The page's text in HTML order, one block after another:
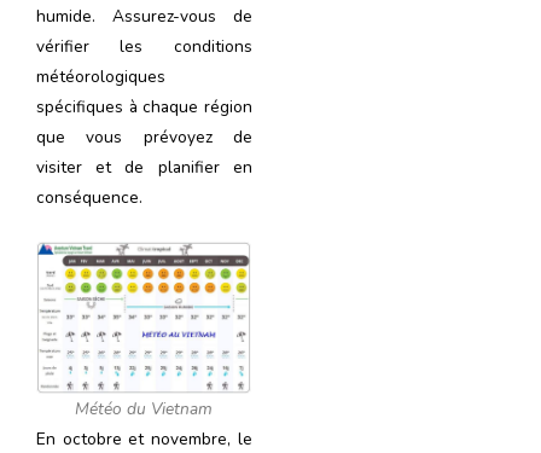
humide. Assurez-vous de
vérifier les conditions
météorologiques
spécifiques à chaque région
que vous prévoyez de
visiter et de planifier en
conséquence.
Météo du Vietnam
En octobre et novembre, le